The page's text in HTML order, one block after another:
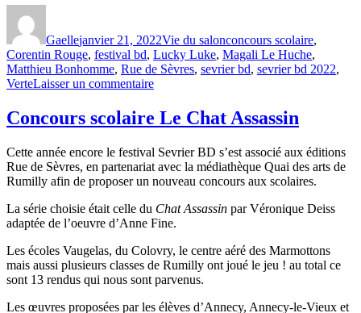
Gaellejanvier 21, 2022Vie du salonconcours scolaire,
Corentin Rouge, festival bd, Lucky Luke, Magali Le Huche,
Matthieu Bonhomme, Rue de Sèvres, sevrier bd, sevrier bd 2022,
VerteLaisser un commentaire
Concours scolaire Le Chat Assassin
Cette année encore le festival Sevrier BD s’est associé aux éditions
Rue de Sèvres, en partenariat avec la médiathèque Quai des arts de
Rumilly afin de proposer un nouveau concours aux scolaires.
La série choisie était celle du Chat Assassin par Véronique Deiss
adaptée de l’oeuvre d’Anne Fine.
Les écoles Vaugelas, du Colovry, le centre aéré des Marmottons
mais aussi plusieurs classes de Rumilly ont joué le jeu ! au total ce
sont 13 rendus qui nous sont parvenus.
Les œuvres proposées par les élèves d’Annecy, Annecy-le-Vieux et